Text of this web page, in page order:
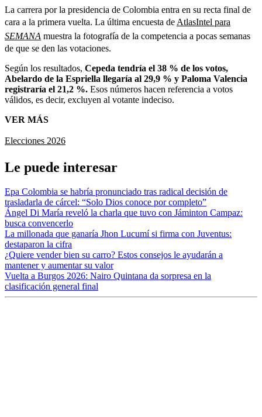
La carrera por la presidencia de Colombia entra en su recta final de
cara a la primera vuelta. La última encuesta de AtlasIntel para
SEMANA muestra la fotografía de la competencia a pocas semanas
de que se den las votaciones.
Según los resultados, Cepeda tendría el 38 % de los votos,
Abelardo de la Espriella llegaría al 29,9 % y Paloma Valencia
registraría el 21,2 %. Esos números hacen referencia a votos
válidos, es decir, excluyen al votante indeciso.
VER MÁS
Elecciones 2026
Le puede interesar
Epa Colombia se habría pronunciado tras radical decisión de
trasladarla de cárcel: “Solo Dios conoce por completo”
Ángel Di María reveló la charla que tuvo con Jáminton Campaz:
busca convencerlo
La millonada que ganaría Jhon Lucumí si firma con Juventus:
destaparon la cifra
¿Quiere vender bien su carro? Estos consejos le ayudarán a
mantener y aumentar su valor
Vuelta a Burgos 2026: Nairo Quintana da sorpresa en la
clasificación general final